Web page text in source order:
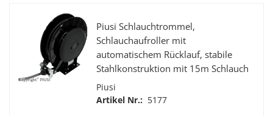
Piusi Schlauchtrommel,
Schlauchaufroller mit
automatischem Rücklauf, stabile
Stahlkonstruktion mit 15m Schlauch
geeignet für Druckluft und Wasser
Piusi
Artikel Nr.: 5177